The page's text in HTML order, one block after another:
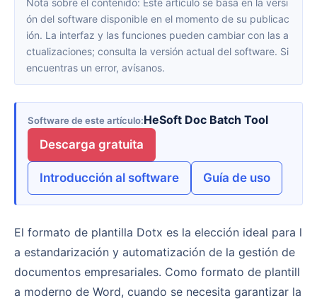
ón del software disponible en el momento de su publicac
ión. La interfaz y las funciones pueden cambiar con las a
ctualizaciones; consulta la versión actual del software. Si
encuentras un error, avísanos.
Software de este artículo HeSoft Doc Batch Tool
Descarga gratuita
Introducción al software Guía de uso
El formato de plantilla Dotx es la elección ideal para l
a estandarización y automatización de la gestión de
documentos empresariales. Como formato de plantill
a moderno de Word, cuando se necesita garantizar la